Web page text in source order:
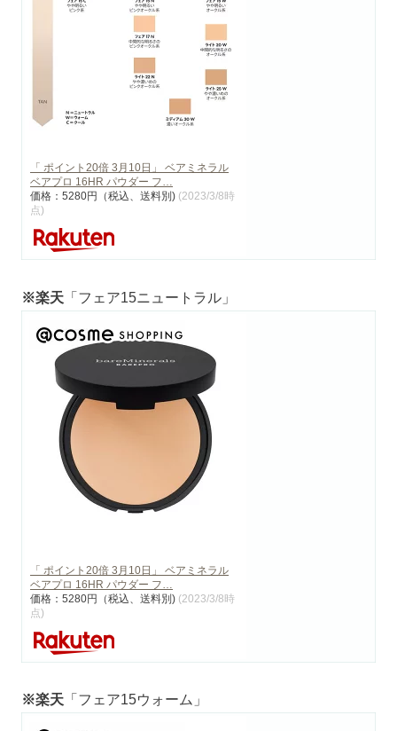
「 ポイント20倍 3月10日」 ベアミネラル
ベアプロ 16HR パウダー フ…
価格：5280円（税込、送料別) (2023/3/8時
点)
※楽天 「フェア15ニュートラル」
「 ポイント20倍 3月10日」 ベアミネラル
ベアプロ 16HR パウダー フ…
価格：5280円（税込、送料別) (2023/3/8時
点)
※楽天 「フェア15ウォーム」